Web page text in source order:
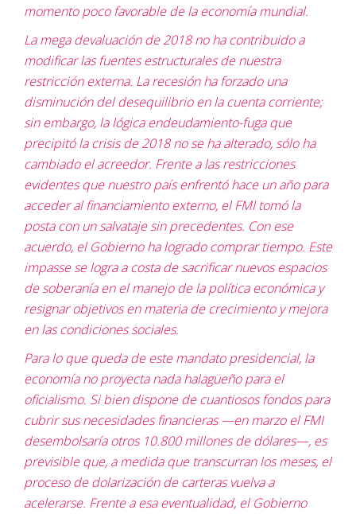
momento poco favorable de la economía mundial.
La mega devaluación de 2018 no ha contribuido a
modificar las fuentes estructurales de nuestra
restricción externa. La recesión ha forzado una
disminución del desequilibrio en la cuenta corriente;
sin embargo, la lógica endeudamiento-fuga que
precipitó la crisis de 2018 no se ha alterado, sólo ha
cambiado el acreedor. Frente a las restricciones
evidentes que nuestro país enfrentó hace un año para
acceder al financiamiento externo, el FMI tomó la
posta con un salvataje sin precedentes. Con ese
acuerdo, el Gobierno ha logrado comprar tiempo. Este
impasse se logra a costa de sacrificar nuevos espacios
de soberanía en el manejo de la política económica y
resignar objetivos en materia de crecimiento y mejora
en las condiciones sociales.
Para lo que queda de este mandato presidencial, la
economía no proyecta nada halagüeño para el
oficialismo. Si bien dispone de cuantiosos fondos para
cubrir sus necesidades financieras —en marzo el FMI
desembolsaría otros 10.800 millones de dólares—, es
previsible que, a medida que transcurran los meses, el
proceso de dolarización de carteras vuelva a
acelerarse. Frente a esa eventualidad, el Gobierno